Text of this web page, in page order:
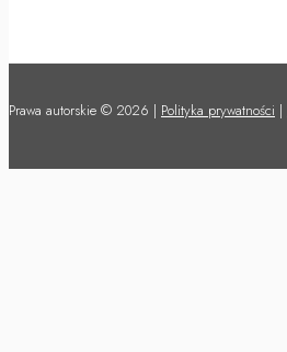
Prawa autorskie © 2026 | Polityka prywatności |